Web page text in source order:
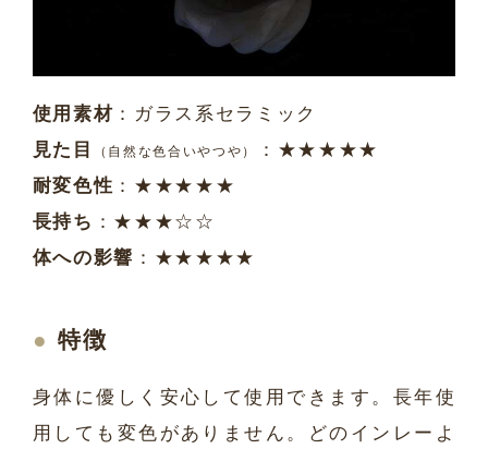
使用素材 ：ガラス系セラミック
見た目
（自然な色合いやつや）
：★★★★★
耐変色性 ：★★★★★
長持ち ：★★★☆☆
体への影響 ：★★★★★
特徴
身体に優しく安心して使用できます。長年使
用しても変色がありません。どのインレーよ